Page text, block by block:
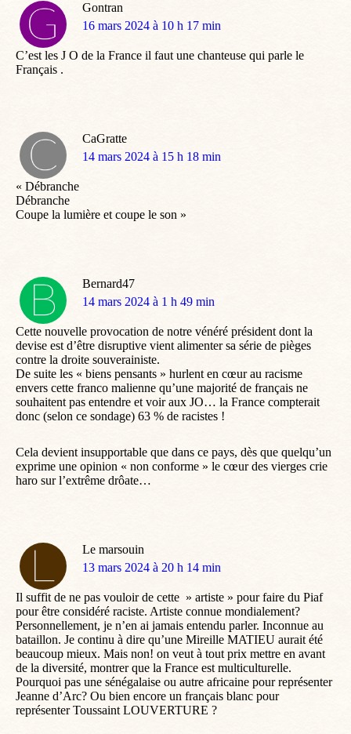
Gontran
dit
16 mars 2024 à 10 h 17 min
C’est les J O de la France il faut une chanteuse qui parle le
Français .
CaGratte
dit
14 mars 2024 à 15 h 18 min
« Débranche
Débranche
Coupe la lumière et coupe le son »
Bernard47
dit
14 mars 2024 à 1 h 49 min
Cette nouvelle provocation de notre vénéré président dont la
devise est d’être disruptive vient alimenter sa série de pièges
contre la droite souverainiste.
De suite les « biens pensants » hurlent en cœur au racisme
envers cette franco malienne qu’une majorité de français ne
souhaitent pas entendre et voir aux JO… la France compterait
donc (selon ce sondage) 63 % de racistes !
Cela devient insupportable que dans ce pays, dès que quelqu’un
exprime une opinion « non conforme » le cœur des vierges crie
haro sur l’extrême drôate…
Le marsouin
dit
13 mars 2024 à 20 h 14 min
Il suffit de ne pas vouloir de cette » artiste » pour faire du Piaf
pour être considéré raciste. Artiste connue mondialement?
Personnellement, je n’en ai jamais entendu parler. Inconnue au
bataillon. Je continu à dire qu’une Mireille MATIEU aurait été
beaucoup mieux. Mais non! on veut à tout prix mettre en avant
de la diversité, montrer que la France est multiculturelle.
Pourquoi pas une sénégalaise ou autre africaine pour représenter
Jeanne d’Arc? Ou bien encore un français blanc pour
représenter Toussaint LOUVERTURE ?